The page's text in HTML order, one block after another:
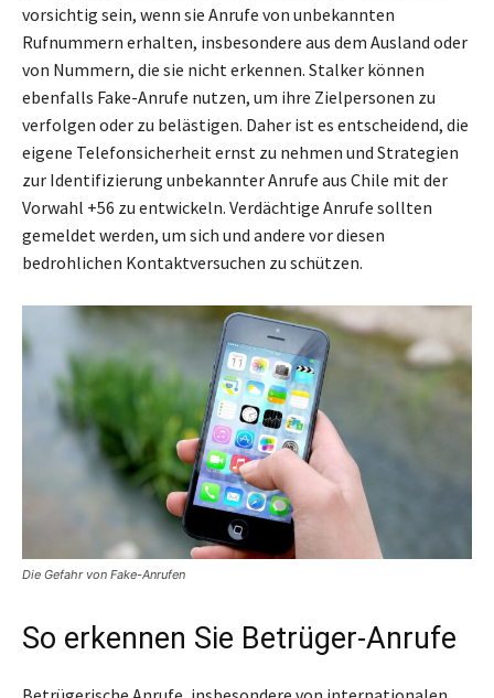
vorsichtig sein, wenn sie Anrufe von unbekannten
Rufnummern erhalten, insbesondere aus dem Ausland oder
von Nummern, die sie nicht erkennen. Stalker können
ebenfalls Fake-Anrufe nutzen, um ihre Zielpersonen zu
verfolgen oder zu belästigen. Daher ist es entscheidend, die
eigene Telefonsicherheit ernst zu nehmen und Strategien
zur Identifizierung unbekannter Anrufe aus Chile mit der
Vorwahl +56 zu entwickeln. Verdächtige Anrufe sollten
gemeldet werden, um sich und andere vor diesen
bedrohlichen Kontaktversuchen zu schützen.
Die Gefahr von Fake-Anrufen
So erkennen Sie Betrüger-Anrufe